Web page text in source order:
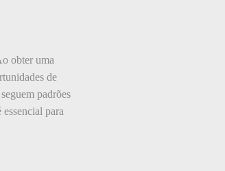
obter uma
de
padrões
para